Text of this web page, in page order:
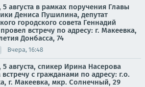
5 августа в рамках поручения Главы
Дениса Пушилина, депутат
городского совета Геннадий
встречу по адресу: г. Макеевка,
Донбасса, 74
Вчера, 16:48
5 августа, спикер Ирина Насерова
с гражданами по адресу: г.о.
г. Макеевка, мкр. Солнечный, 29